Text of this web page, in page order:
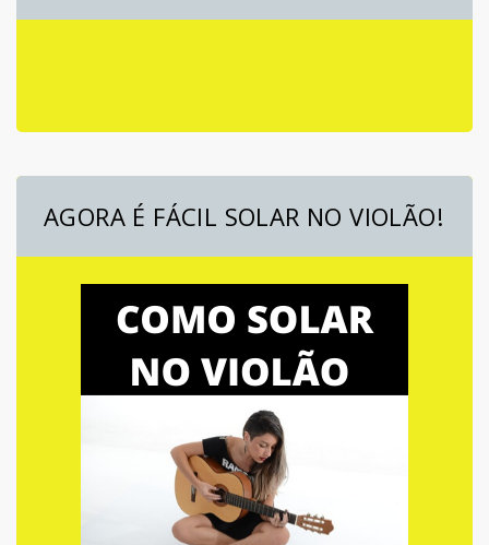
AGORA É FÁCIL SOLAR NO VIOLÃO!